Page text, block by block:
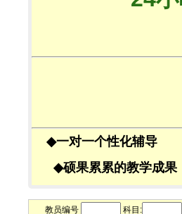
◆一对一个性化辅导
◆硕果累累的教学成
教员编号 科目: